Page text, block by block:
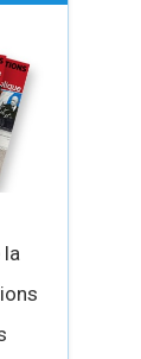
la